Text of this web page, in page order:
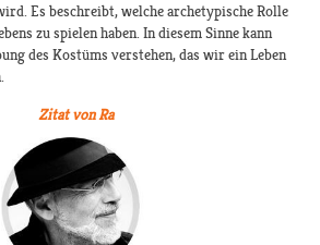
Es beschreibt, welche archetypische Rolle
zu spielen haben. In diesem Sinne kann
des Kostüms verstehen, das wir ein Leben
Zitat von Ra